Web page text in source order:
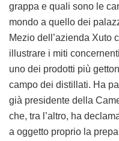
grappa e quali sono le
mondo a quello dei
Mezio dell’azienda Xuto
illustrare i miti
uno dei prodotti più
campo dei distillati. Ha
già presidente della
che, tra l’altro, ha
a oggetto proprio la